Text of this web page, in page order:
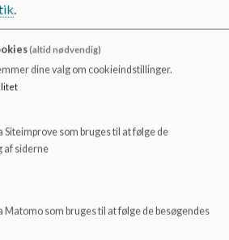
fokus på autismeforståelse og
der i fællesskab tre
gennem dagen i et lille telt på stuen,
søge ved behov, 2) Først eller
nedsætte risikoen for affekt samt 3)
med billeder (Boardmakers) for at
og genkendelighed i hverdagen.
på de tre fokusområder, der også
usikker, hun går bredsporet og
motoriske lege. Pigens arme følges ad
.
(altid nødvendig)
dine valg om cookieindstillinger.
som bruges til at følge de
af siderne
som bruges til at følge de besøgendes